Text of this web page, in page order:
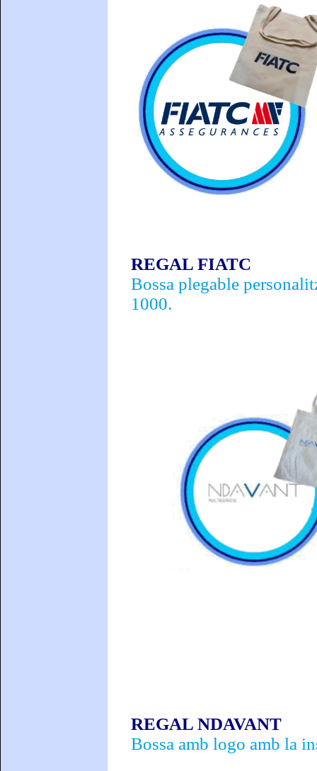
REGAL FIATC
Bossa plegable
1000.
REGAL NDAVANT
Bossa amb logo amb la